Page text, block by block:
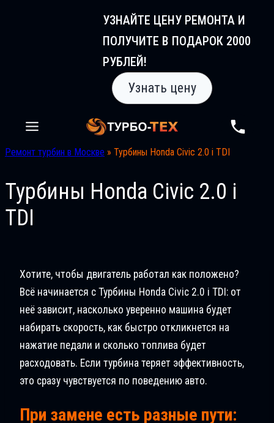
УЗНАЙТЕ ЦЕНУ РЕМОНТА И
ПОЛУЧИТЕ В ПОДАРОК 2000
РУБЛЕЙ!
Узнать цену
Ремонт турбин в Москве » Турбины Honda Civic 2.0 i TDI
Турбины Honda Civic 2.0 i
TDI
Хотите, чтобы двигатель работал как положено?
Всё начинается с Турбины Honda Civic 2.0 i TDI: от
неё зависит, насколько уверенно машина будет
набирать скорость, как быстро откликнется на
нажатие педали и сколько топлива будет
расходовать. Если турбина теряет эффективность,
это сразу чувствуется по поведению авто.
При замене есть разные пути: